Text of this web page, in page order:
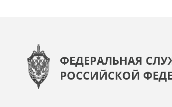
ФЕДЕРАЛЬНАЯ
РОССИЙСКОЙ